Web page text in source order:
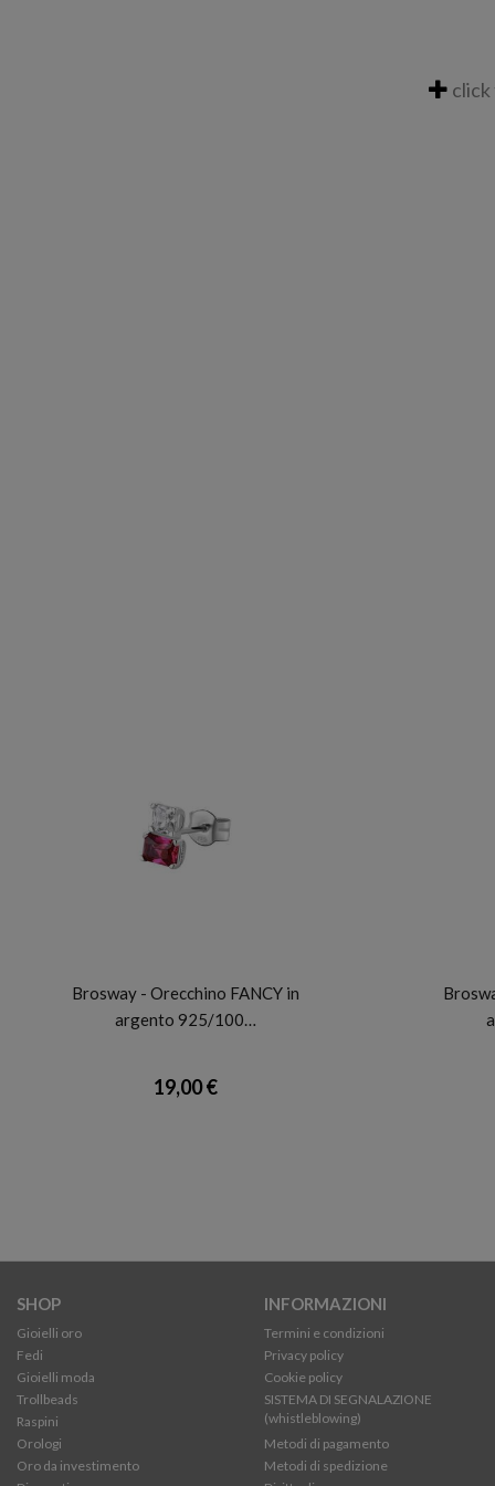
click
Brosway - Orecchino FANCY in
argento 925/100…
19,00 €
SHOP
Gioielli oro
Fedi
Gioielli moda
Trollbeads
Raspini
Orologi
Oro da investimento
INFORMAZIONI
Termini e condizioni
Privacy policy
Cookie policy
SISTEMA DI SEGNALAZIONE
(whistleblowing)
Metodi di pagamento
Metodi di spedizione